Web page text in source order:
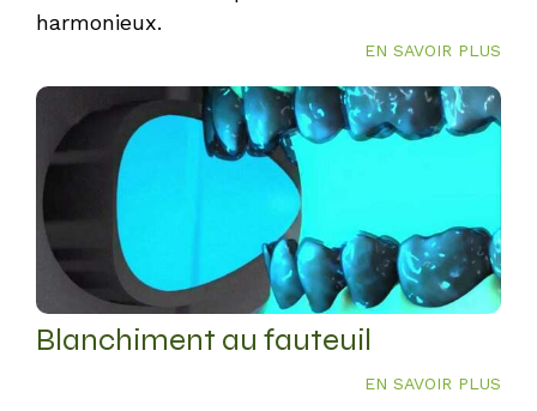
harmonieux.
EN SAVOIR PLUS
Blanchiment au fauteuil
EN SAVOIR PLUS